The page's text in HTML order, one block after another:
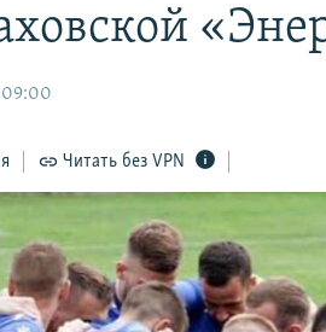
09:00
Читать без VPN